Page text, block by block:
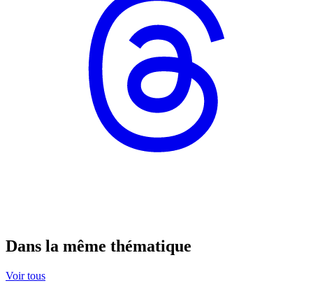
Dans la même thématique
Voir tous